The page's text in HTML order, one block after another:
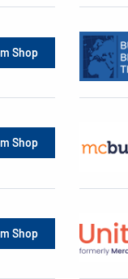
Shop
Shop
Shop